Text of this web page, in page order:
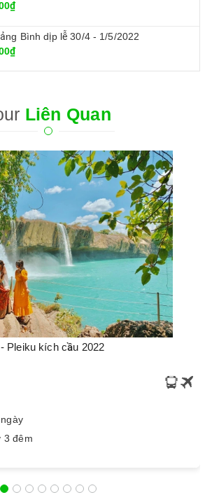
Bình dịp lễ 30/4 - 1/5/2022
Liên Quan
Pleiku kích cầu 2022
3 đêm